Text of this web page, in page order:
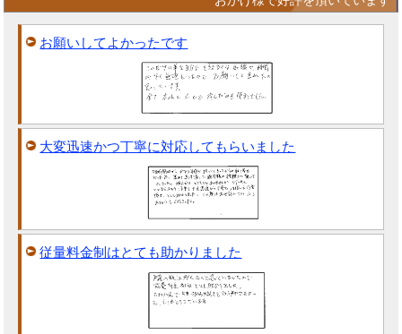
お願いしてよかったです
大変迅速かつ丁寧に対応してもらいました
従量料金制はとても助かりました